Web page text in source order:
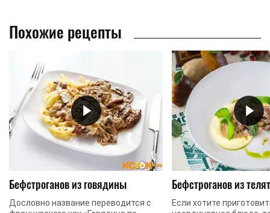
Похожие рецепты
Бефстроганов из говядины
Дословно название переводится с
Бефстроганов из
Если хотите